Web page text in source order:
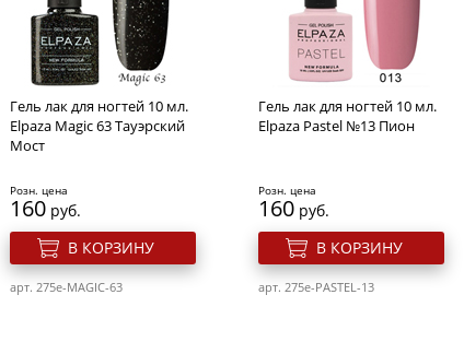
Гель лак для ногтей 10 мл.
Elpaza Magic 63 Тауэрский
Мост
Розн. цена
160 руб.
В КОРЗИНУ
арт. 275e-MAGIC-63
Гель лак для ногтей 10 мл.
Elpaza Pastel №13 Пион
Розн. цена
160 руб.
В КОРЗИНУ
арт. 275e-PASTEL-13